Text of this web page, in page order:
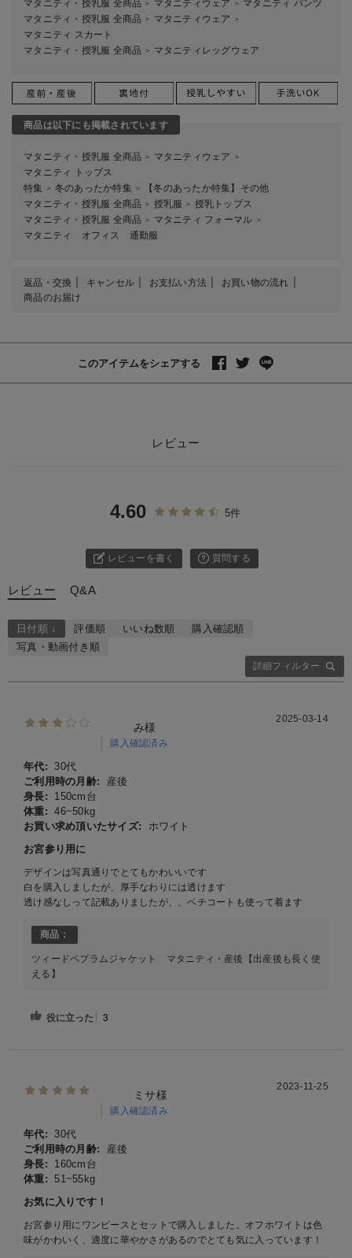
マタニティ・授乳服 全商品 ＞ マタニティウェア ＞ マタニティ パンツ
マタニティ・授乳服 全商品 ＞ マタニティウェア ＞
マタニティ スカート
マタニティ・授乳服 全商品 ＞ マタニティレッグウェア
商品は以下にも掲載されています
マタニティ・授乳服 全商品 ＞ マタニティウェア ＞
マタニティ トップス
特集
＞ 冬のあったか特集 ＞
【冬のあったか特集】その他
マタニティ・授乳服 全商品 ＞ 授乳服 ＞ 授乳トップス
マタニティ・授乳服 全商品 ＞ マタニティ フォーマル ＞
マタニティ オフィス 通勤服
返品・交換 キャンセル お支払い方法
お買い物の流れ
商品のお届け
このアイテムをシェアする
レビュー
4.60 5件
レビューを書く 質問する
レビュー Q&A
詳細フィルター
日付順 ↓ 評価順 いいね数順
購入確認順
写真・動画付き順
み様
購入確認済み
2025-03-14
年代:
30代
ご利用時の月齢:
産後
身長:
150cm台
体重: 46~50kg
お買い求め頂いたサイズ:
ホワイト
お宮参り用に
デザインは写真通りでとてもかわいいです
白を購入しましたが、厚手なわりには透けます
透け感なしって記載ありましたが、、ペチコートも使って着ます
商品：
ツィードペプラムジャケット マタニティ・産後【出産後も長く使
える】
役に立った 3
ミサ様
購入確認済み
2023-11-25
年代:
30代
ご利用時の月齢:
産後
身長:
160cm台
体重: 51~55kg
お気に入りです！
お宮参り用にワンピースとセットで購入しました。オフホワイトは色
味がかわいく、適度に華やかさがあるのでとても気に入っています！